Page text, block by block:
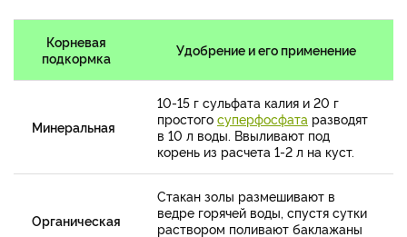
Корневая
подкормка
Удобрение и его применение
Минеральная
10-15 г сульфата калия и 20 г
простого суперфосфата разводят
в 10 л воды. Ввыливают под
корень из расчета 1-2 л на куст.
Органическая
Стакан золы размешивают в
ведре горячей воды, спустя сутки
раствором поливают баклажаны